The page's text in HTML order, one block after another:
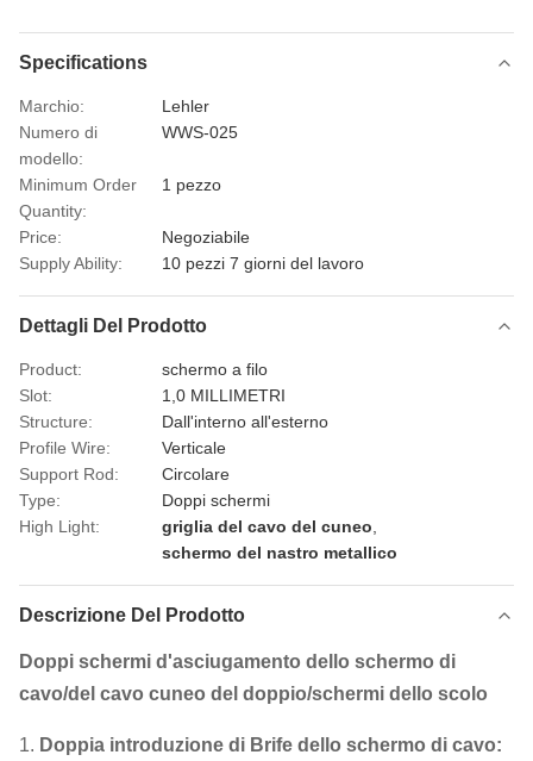
Specifications
Marchio:
Lehler
Numero di
modello:
WWS-025
Minimum Order
Quantity:
1 pezzo
Price:
Negoziabile
Supply Ability:
10 pezzi 7 giorni del lavoro
Dettagli Del Prodotto
Product:
schermo a filo
Slot:
1,0 MILLIMETRI
Structure:
Dall'interno all'esterno
Profile Wire:
Verticale
Support Rod:
Circolare
Type:
Doppi schermi
High Light:
griglia del cavo del cuneo
schermo del nastro metallico
Descrizione Del Prodotto
Doppi schermi d'asciugamento dello schermo di
cavo/del cavo cuneo del doppio/schermi dello scolo
1. Doppia introduzione di Brife dello schermo di cavo: